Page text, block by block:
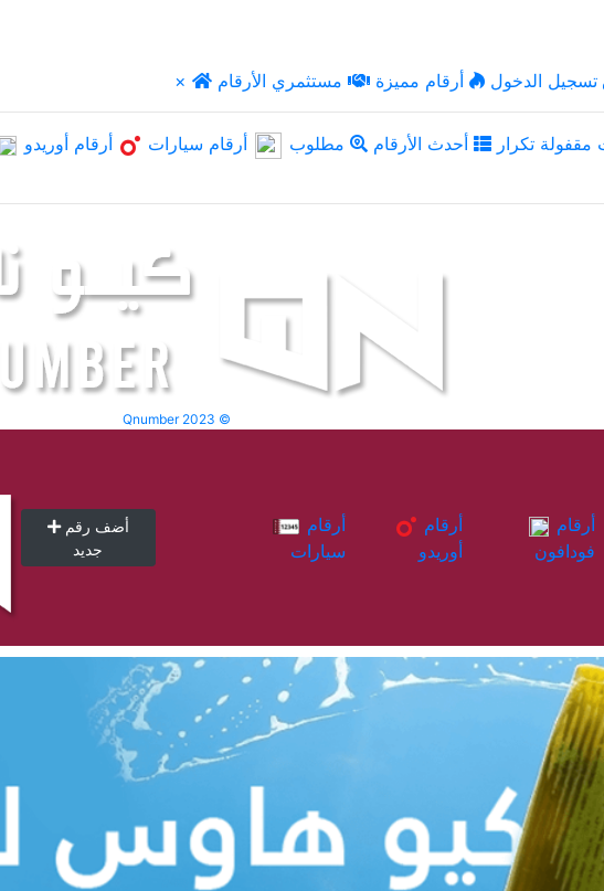
× تسجيل الدخول أرقام مميزة مستثمري الأرقام
مقفولة تكرار أحدث الأرقام مطلوب أرقام سيارات أرقام أوريدو
Qnumber 2023 ©
أضف رقم
جديد
سيارات
أوريدو
فودافون